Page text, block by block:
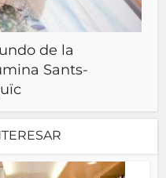
de la
Sants-